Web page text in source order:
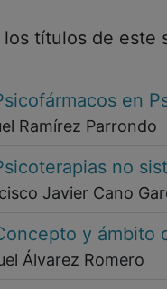
los títulos de este
en
Ramírez Parrondo
no
Javier Cano
y ámbito
Álvarez Romero